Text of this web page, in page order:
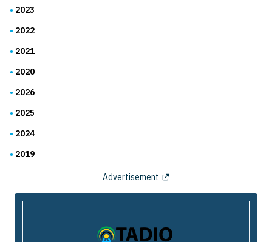
2023
2022
2021
2020
2026
2025
2024
2019
Advertisement